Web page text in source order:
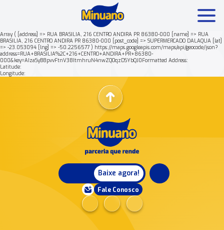
Array ( [address] => RUA BRASILIA, 216 CENTRO ANDIRA PR 86380-000 [name] => RUA
BRASILIA, 216 CENTRO ANDIRA PR 86380-000 [post_code] => SUPERMERCADO DALAQUA [lat]
=> -23.053094 [lng] => -50.2256577 ) https://maps.googleapis.com/maps/api/geocode/json?
address=RUA+BRASILIA%2C+216+CENTRO+ANDIRA+PR+86380-
000&key=AIzaSyB8pvvFtnV38ItmhruN4nwZQOqzDSYbQJ0Formatted Address:
Latitude:
Longitude:
Baixe agora!
Fale Conosco
Mais buscados: Produtos Minuano Rende +
Nossa história